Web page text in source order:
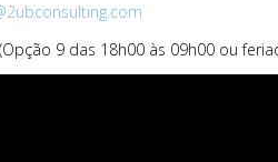
9 das 18h00 às 09h00 ou